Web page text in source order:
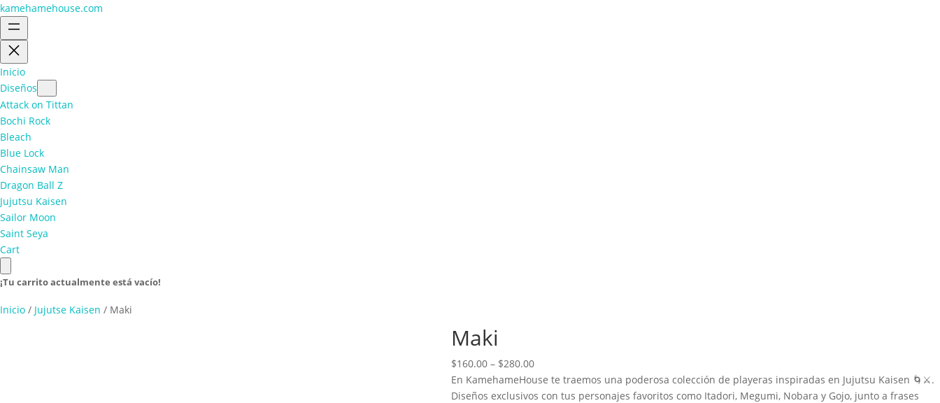
kamehamehouse.com
Inicio
Diseños
Attack on Tittan
Bochi Rock
Bleach
Blue Lock
Chainsaw Man
Dragon Ball Z
Jujutsu Kaisen
Sailor Moon
Saint Seya
Cart
¡Tu carrito actualmente está vacío!
Inicio / Jujutse Kaisen / Maki
Maki
$160.00 – $280.00Price
range:
$160.00
En KamehameHouse te traemos una poderosa colección de playeras inspiradas en Jujutsu Kaisen 🌀⚔️.
Diseños exclusivos con tus personajes favoritos como Itadori, Megumi, Nobara y Gojo, junto a frases